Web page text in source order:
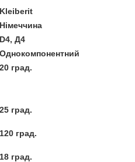
Kleiberit
Німеччина
D4, Д4
Однокомпонентний
20 град.
25 град.
120 град.
18 град.